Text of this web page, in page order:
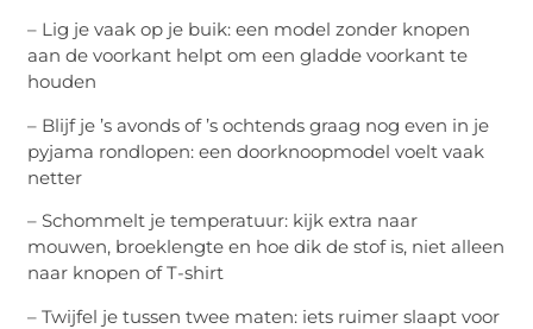
– Lig je vaak op je buik: een model zonder knopen
aan de voorkant helpt om een gladde voorkant te
houden
– Blijf je ’s avonds of ’s ochtends graag nog even in je
pyjama rondlopen: een doorknoopmodel voelt vaak
netter
– Schommelt je temperatuur: kijk extra naar
mouwen, broeklengte en hoe dik de stof is, niet alleen
naar knopen of T-shirt
– Twijfel je tussen twee maten: iets ruimer slaapt voor